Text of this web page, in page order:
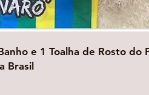
e 1 Toalha de Rosto do
Brasil